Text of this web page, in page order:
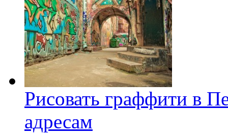
Рисовать граффити в
адресам